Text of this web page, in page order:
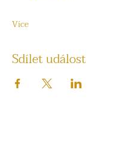
Více
Sdílet událost